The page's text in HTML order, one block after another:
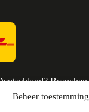
Beheer toestemming